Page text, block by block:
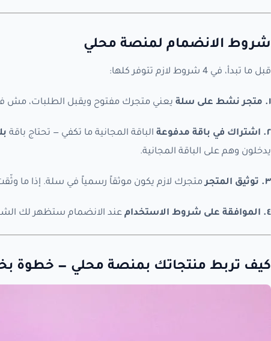
شروط الانضمام لمنصة محلي
قبل ما تبدأ، في 4 شروط لازم تتوفر كلها:
١. متجر نشط على سلة يعني متجرك مفتوح ويقبل الطلبات، مش
٢. اشتراك في باقة مدفوعة الباقة المجانية ما تكفي — تحتاج باقة
يدخلون وهم على الباقة المجانية.
٣. توثيق المتجر متجرك لازم يكون موثقاً رسمياً في سلة. إذا ما
٤. الموافقة على شروط الاستخدام عند الانضمام ستظهر لك
كيف تربط منتجاتك بمنصة محلي — خطوة